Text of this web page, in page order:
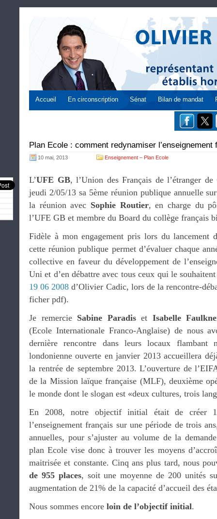
Accueil En circonscription Sénat Bilan de mandat
Plan Ecole : comment redynamiser l’enseignement
10 mai, 2013 Enseignement – Plan Ecole
L’UFE GB, l’Union des Français de l’étranger de
jeudi 2/05/13 sa 5ème réunion publique annuelle
la réunion avec Sophie Routier, en charge du
l’UFE GB et membre du Board du collège français
Fidèle à mon engagement pris lors du lancement
cette réunion publique permet d’évaluer chaque
collective en faveur du développement de
Uni et d’en débattre avec tous ceux qui le
19 06 2008 d’Olivier Cadic, lors de la rencontre-
ficher pdf).
Je remercie Sabine Paradiset Isabelle
(Ecole Internationale Franco-Anglaise) de nous
dernière rencontre dans leurs locaux flambant
londonienne ouverte en janvier 2013 accueillera
la rentrée de septembre 2013. L’ouverture de
de la Mission laïque française (MLF), deuxième
le monde dont le slogan est «deux cultures, trois
En 2008, notre objectif initial était de créer
l’enseignement français sur une période de trois
annuelles, pour s’ajuster au volume de la
plan Ecole vise donc à trouver les moyens
maitrisée et constante. Cinq ans plus tard, nous
de 955 places, soit une moyenne de 200 unités
augmentation de 21% de la capacité d’accueil des
Nous sommes encore loin de l’objectif initial.